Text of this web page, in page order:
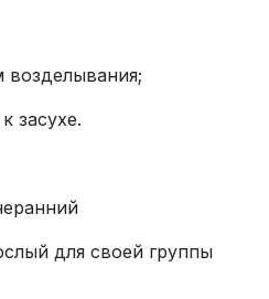
возделывания;
засухе.
для своей группы